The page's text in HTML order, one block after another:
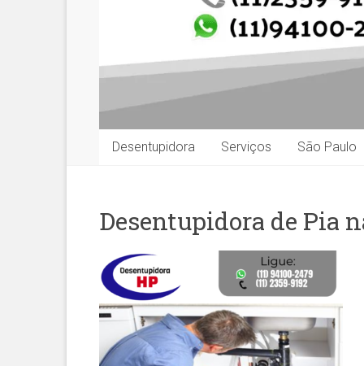
Desentupidora Serviços São Paulo
Desentupidora de Pia